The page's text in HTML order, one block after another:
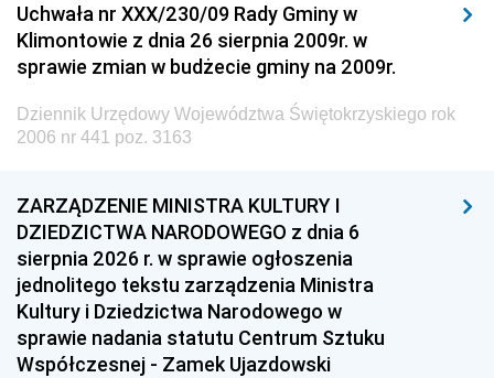
Uchwała nr XXX/230/09 Rady Gminy w
Klimontowie z dnia 26 sierpnia 2009r. w
sprawie zmian w budżecie gminy na 2009r.
Dziennik Urzędowy Województwa Świętokrzyskiego rok
2006 nr 441 poz. 3163
ZARZĄDZENIE MINISTRA KULTURY I
DZIEDZICTWA NARODOWEGO z dnia 6
sierpnia 2026 r. w sprawie ogłoszenia
jednolitego tekstu zarządzenia Ministra
Kultury i Dziedzictwa Narodowego w
sprawie nadania statutu Centrum Sztuku
Współczesnej - Zamek Ujazdowski